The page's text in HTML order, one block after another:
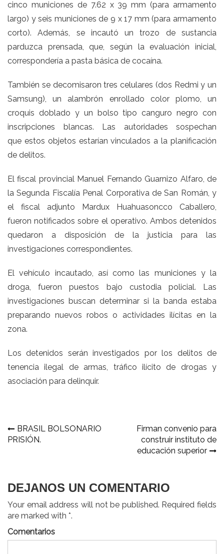
cinco municiones de 7.62 x 39 mm (para armamento
largo) y seis municiones de 9 x 17 mm (para armamento
corto). Además, se incautó un trozo de sustancia
parduzca prensada, que, según la evaluación inicial,
correspondería a pasta básica de cocaína.
También se decomisaron tres celulares (dos Redmi y un
Samsung), un alambrón enrollado color plomo, un
croquis doblado y un bolso tipo canguro negro con
inscripciones blancas. Las autoridades sospechan
que estos objetos estarían vinculados a la planificación
de delitos.
El fiscal provincial Manuel Fernando Guarnizo Alfaro, de
la Segunda Fiscalía Penal Corporativa de San Román, y
el fiscal adjunto Mardux Huahuasoncco Caballero,
fueron notificados sobre el operativo. Ambos detenidos
quedaron a disposición de la justicia para las
investigaciones correspondientes.
El vehículo incautado, así como las municiones y la
droga, fueron puestos bajo custodia policial. Las
investigaciones buscan determinar si la banda estaba
preparando nuevos robos o actividades ilícitas en la
zona.
Los detenidos serán investigados por los delitos de
tenencia ilegal de armas, tráfico ilícito de drogas y
asociación para delinquir.
Navegación
de
BRASIL BOLSONARIO
PRISIÓN.
Firman convenio para
construir instituto de
educación superior
DEJANOS UN COMENTARIO
Your email address will not be published. Required fields
are marked with *.
Comentarios